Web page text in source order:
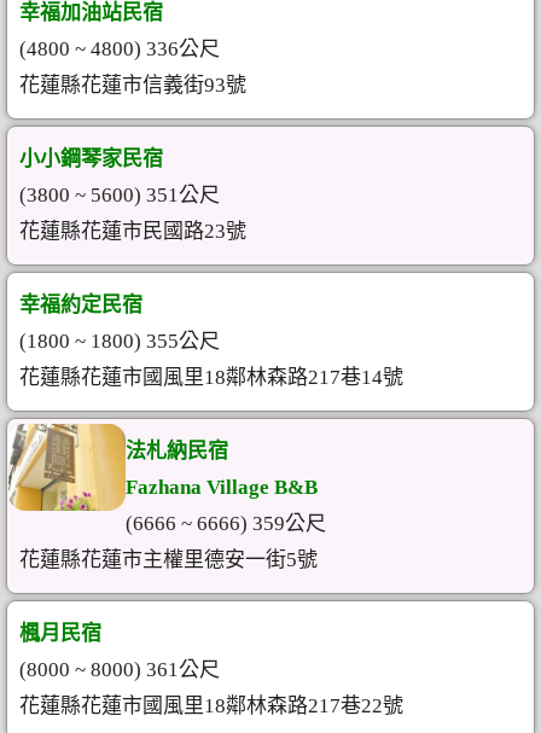
幸福加油站民宿
(4800 ~ 4800) 336公尺
花蓮縣花蓮市信義街93號
小小鋼琴家民宿
(3800 ~ 5600) 351公尺
花蓮縣花蓮市民國路23號
幸福約定民宿
(1800 ~ 1800) 355公尺
花蓮縣花蓮市國風里18鄰林森路217巷14號
法札納民宿
Fazhana Village B&B
(6666 ~ 6666) 359公尺
花蓮縣花蓮市主權里德安一街5號
楓月民宿
(8000 ~ 8000) 361公尺
花蓮縣花蓮市國風里18鄰林森路217巷22號